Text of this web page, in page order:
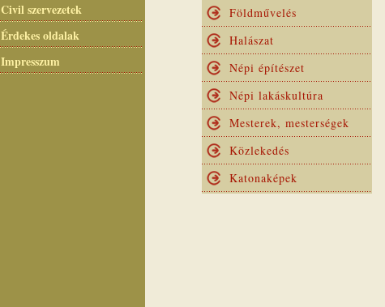
Civil szervezetek
Érdekes oldalak
Impresszum
Földművelés
Halászat
Népi építészet
Népi lakáskultúra
Mesterek, mesterségek
Közlekedés
Katonaképek